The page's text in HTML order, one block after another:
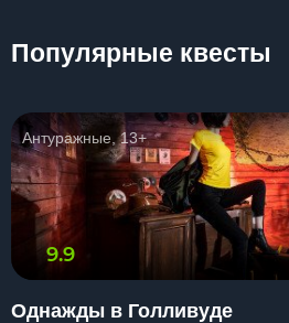
Популярные квесты
Антуражные, 13+
9.9
Однажды в Голливуде